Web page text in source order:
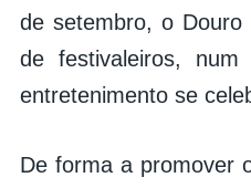
de setembro, o
de festivaleiros,
entretenimento se
De forma a promover